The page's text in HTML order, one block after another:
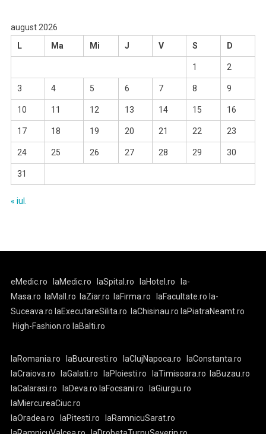
august 2026
L
Ma Mi J V S D
1 2
3 4 5 6 7 8 9
10 11 12 13 14 15 16
17 18 19 20 21 22 23
24 25 26 27 28 29 30
31
« iul.
eMedic.ro laMedic.ro laSpital.ro laHotel.ro
la-
Masa.ro
laMall.ro laZiar.ro laFirma.ro laFacultate.ro la-
Suceava.ro laExecutareSilita.ro laChisinau.ro laPiatraNeamt.ro
High-Fashion.ro laBalti.ro
laRomania.ro laBucuresti.ro laClujNapoca.ro
laConstanta.ro
laCraiova.ro
laGalati.ro laPloiesti.ro laTimisoara.ro
laBuzau.ro
laCalarasi.ro
laDeva.ro laFocsani.ro
laGiurgiu.ro
laMiercureaCiuc.ro
laOradea.ro
laPitesti.ro
laRamnicuSarat.ro